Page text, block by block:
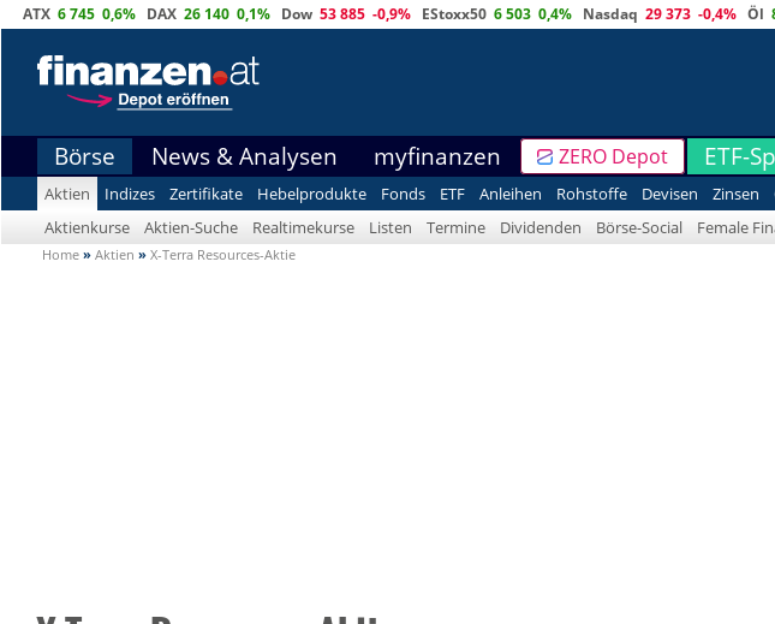
ATX 6 745 0,6% DAX 26 140 0,1% Dow 53 885 -0,9% EStoxx50 6 503 0,4% Nasdaq 29 373 -0,4% Öl
Börse News & Analysen myfinanzen ZERO Depot ETF-
Aktien Indizes Zertifikate Hebelprodukte Fonds ETF Anleihen Rohstoffe Devisen Zinsen
Aktienkurse
Aktien-Suche Realtimekurse Listen Termine Dividenden Börse-Social Female
Home » Aktien » X-Terra Resources-Aktie